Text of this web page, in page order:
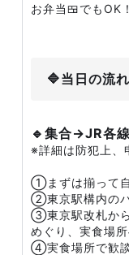
お弁当🍱でもOK
🔷当日の流
🔹集合→JR各
※詳細は防犯上、
①まずは揃って
②東京駅構内のパ
③東京駅改札か
めぐり、実食場
④実食場所で歓